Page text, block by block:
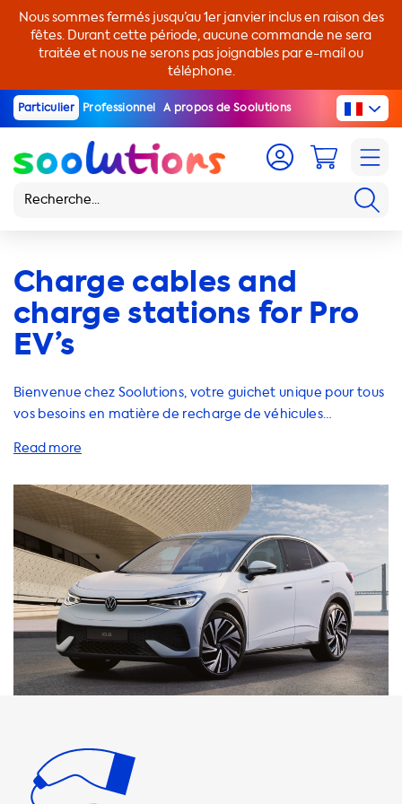
Nous sommes fermés jusqu’au 1er janvier inclus en raison des
fêtes. Durant cette période, aucune commande ne sera
traitée et nous ne serons pas joignables par e-mail ou
téléphone.
Particulier Professionnel A propos de Soolutions
Charge cables and
charge stations for Pro
EV’s
Bienvenue chez Soolutions, votre guichet unique pour tous
vos besoins en matière de recharge de véhicules
savez déjà que la vitesse de charge maximale sur les
voiture ne pourra jamais se charger plus rapidement que
cela sur ces stations de charge. Nous proposons une large
gamme de solutions de charge pour votre Volkswagen ID.5
Pro, notamment des stations de charge, des câbles de
charge, des adaptateurs et des accessoires. Il est
important de choisir des produits qui offrent une vitesse de
charge égale à la vitesse de charge maximale de votre
voiture pour une expérience de recharge optimale. Nos
stations de charge AC sont disponibles en 1 phase 16A (3,7
kW), 1 phase 32A (7,4 kW), 3 phases 16A (11 kW) et 3 phases
Volkswagen ID.5 Pro ne pourra pas se charger à cette
vitesse. Nous recommandons également nos chargeurs